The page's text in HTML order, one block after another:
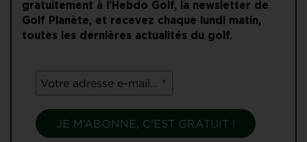
gratuitement à l'Hebdo Golf, la newsletter de
Golf Planète, et recevez chaque lundi matin,
toutes les dernières actualités du golf.